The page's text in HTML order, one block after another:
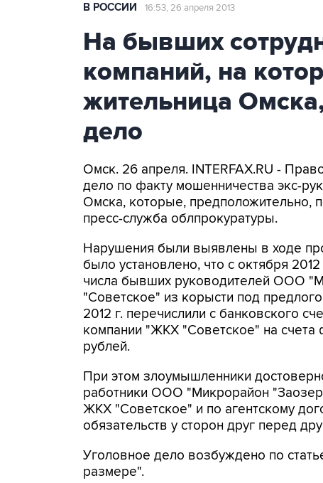
В РОССИИ 16:53, 26 апреля 2013
На бывших
компаний, на
жительница
дело
Омск. 26 апреля. INTERFAX.RU -
дело по факту мошенничества экс-
Омска, которые, предположительно,
пресс-служба облпрокуратуры.
Нарушения были выявлены в ходе
было установлено, что с октября
числа бывших руководителей ООО
"Советское" из корысти под
2012 г. перечислили с банковского
компании "ЖКХ "Советское" на
рублей.
При этом злоумышленники
работники ООО "Микрорайон
ЖКХ "Советское" и по агентскому
обязательств у сторон друг перед
Уголовное дело возбуждено по
размере".